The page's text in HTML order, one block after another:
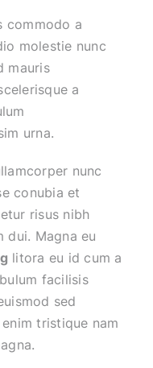
commodo a
molestie nunc
mauris
a
urna.
nunc
conubia et
risus nibh
dui. Magna eu
litora eu id cum a
facilisis
sed
tristique nam